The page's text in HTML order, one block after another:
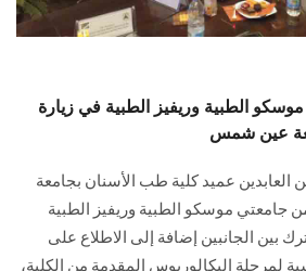
سجل الان
الطبية وريفيز الطبية في زيارة
عين شمس
العابدين عميد كلية طب الأسنان بجامعة
موسكو الطبية وريفيز الطبية
بين الجانبين إضافة إلى الاطلاع على
لمرحلة البكالوريوس المقدمة من الكلية،